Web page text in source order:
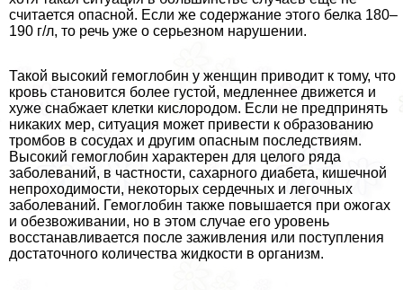
считается опасной. Если же содержание этого белка 180–
190 г/л, то речь уже о серьезном нарушении.
Такой высокий гемоглобин у женщин приводит к тому, что
кровь становится более густой, медленнее движется и
хуже снабжает клетки кислородом. Если не предпринять
никаких мер, ситуация может привести к образованию
тромбов в сосудах и другим опасным последствиям.
Высокий гемоглобин хаpaктерен для целого ряда
заболеваний, в частности, сахарного диабета, кишечной
непроходимости, некоторых сердечных и легочных
заболеваний. Гемоглобин также повышается при ожогах
и обезвоживании, но в этом случае его уровень
восстанавливается после заживления или поступления
достаточного количества жидкости в организм.